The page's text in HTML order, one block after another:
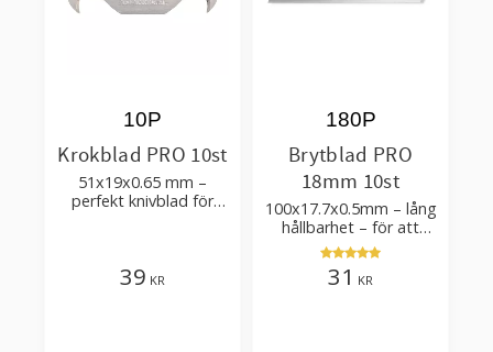
Krokblad PRO 10st
51x19x0.65 mm –
perfekt knivblad för
10P
39 KR
Brytblad PRO
18mm 10st
100x17.7x0.5mm – lång
hållbarhet – för att
skära kartong, tapet
och golvmaterial
180P
31 KR